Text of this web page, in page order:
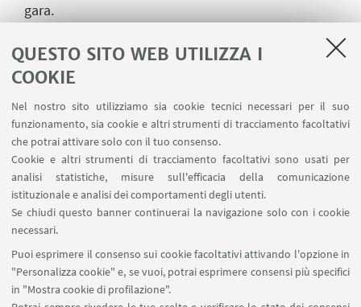
QUESTO SITO WEB UTILIZZA I
COOKIE
Nel nostro sito utilizziamo sia cookie tecnici necessari per il suo
funzionamento, sia cookie e altri strumenti di tracciamento facoltativi
che potrai attivare solo con il tuo consenso.
Cookie e altri strumenti di tracciamento facoltativi sono usati per
analisi statistiche, misure sull'efficacia della comunicazione
istituzionale e analisi dei comportamenti degli utenti.
Se chiudi questo banner continuerai la navigazione solo con i cookie
necessari.
Puoi esprimere il consenso sui cookie facoltativi attivando l'opzione in
"Personalizza cookie" e, se vuoi, potrai esprimere consensi più specifici
in "Mostra cookie di profilazione".
gara.
(daniele.benati@unibo.it ), anche il pubblico
presente potrà intervenire, sottoponendo
Ulteriori informazioni su questo evento…
IN EVIDENZA
La Soffitta 2019 | gennaio-giugno
La Soffitta 2019 | Arti visive